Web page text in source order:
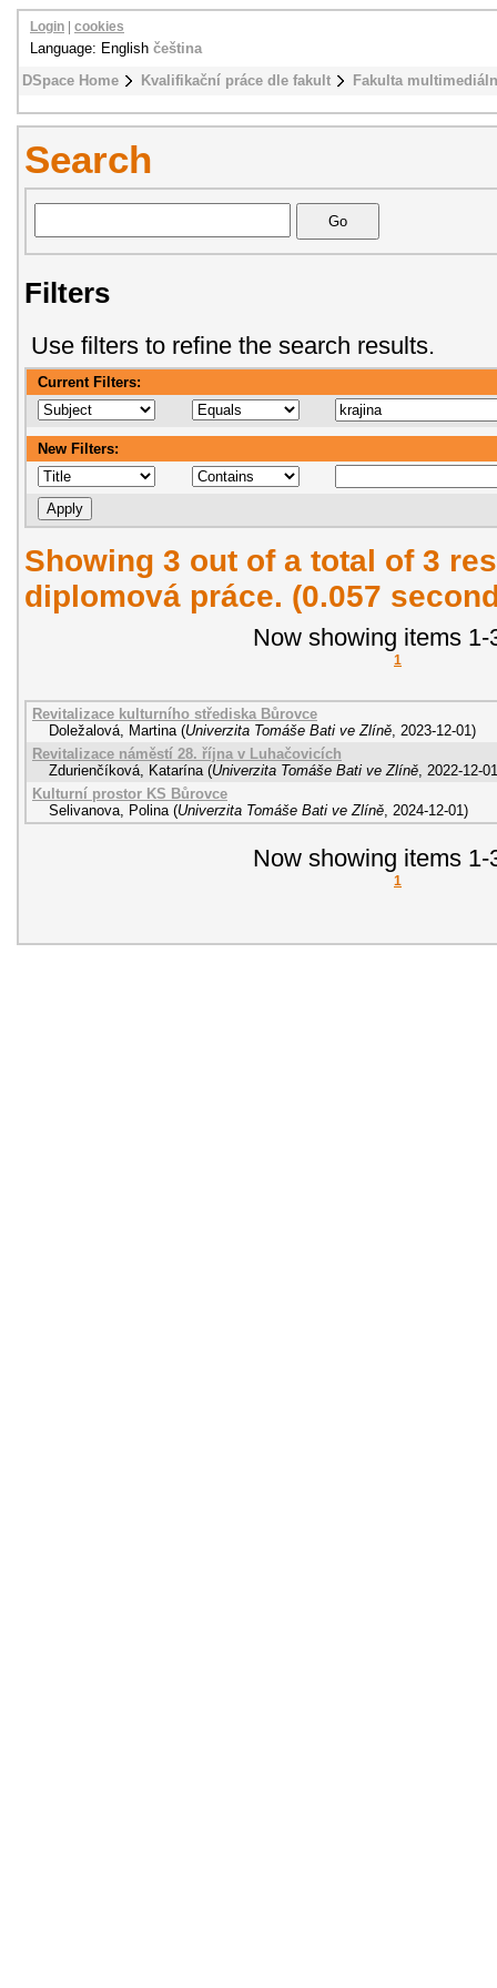
DSpace Home Kvalifikační práce dle fakult Fakulta
Login cookies
Language: English čeština
Search
Filters
Use filters to refine the search results.
Current Filters:
New Filters:
Showing 3 out of a total of 3
diplomová práce. (0.057
Now showing items 1-
1
Revitalizace kulturního střediska Bůrovce
Doležalová, Martina (Univerzita Tomáše Bati ve Zlíně, 2023-12-01)
Revitalizace náměstí 28. října v Luhačovicích
Zdurienčíková, Katarína (Univerzita Tomáše Bati ve Zlíně, 2022-12-01
Kulturní prostor KS Bůrovce
Selivanova, Polina (Univerzita Tomáše Bati ve Zlíně, 2024-12-01)
Now showing items 1-
1